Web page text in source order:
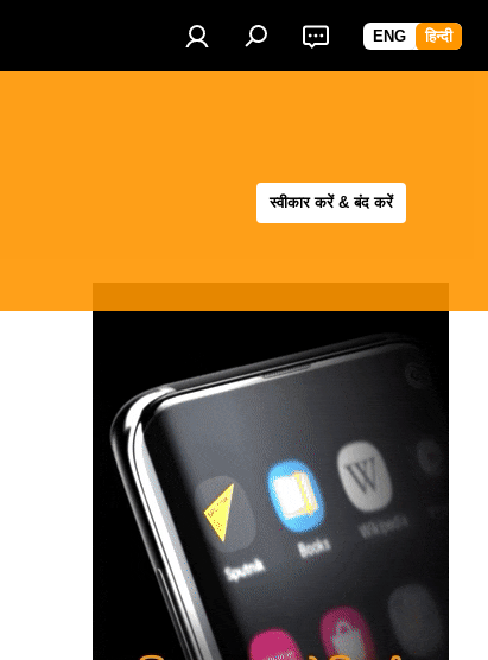
ENG हिन्दी
स्वीकार करें & बंद करें